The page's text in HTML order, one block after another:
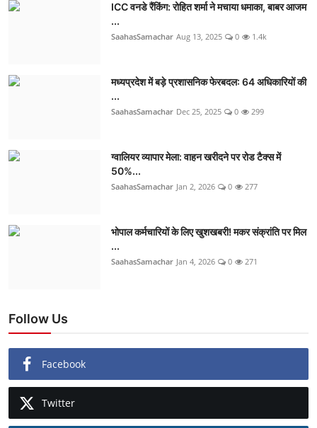
ICC वनडे रैंकिंग: रोहित शर्मा ने मचाया धमाका, बाबर आजम
...
SaahasSamachar Aug 13, 2025 0 1.4k
मध्यप्रदेश में बड़े प्रशासनिक फेरबदल: 64 अधिकारियों की
...
SaahasSamachar Dec 25, 2025 0 299
ग्वालियर व्यापार मेला: वाहन खरीदने पर रोड टैक्स में
50%...
SaahasSamachar Jan 2, 2026 0 277
भोपाल कर्मचारियों के लिए खुशखबरी! मकर संक्रांति पर मिल
...
SaahasSamachar Jan 4, 2026 0 271
Follow Us
Facebook
Twitter